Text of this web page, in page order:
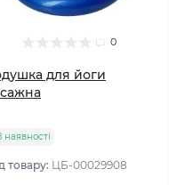
0
для йоги
наявності
товару: ЦБ-00029908